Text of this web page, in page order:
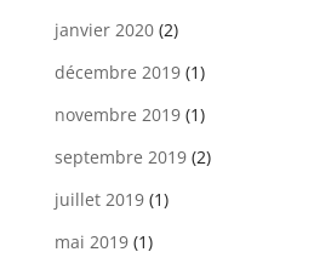
janvier 2020(2)
décembre 2019(1)
novembre 2019(1)
septembre 2019(2)
juillet 2019(1)
mai 2019(1)